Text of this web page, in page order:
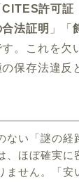
CITES許可証
法証明 」「
す。これを欠
保存法違反
ない「謎の経
、ほぼ確実に
ません。「安